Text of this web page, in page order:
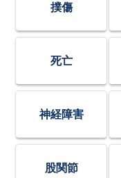
撲傷
死亡
神経障害
股関節